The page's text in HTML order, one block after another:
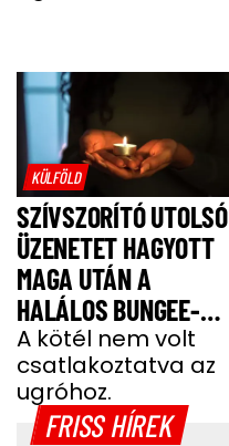
KÜLFÖLD
SZÍVSZORÍTÓ UTOLSÓ
ÜZENETET HAGYOTT
MAGA UTÁN A
HALÁLOS BUNGEE-
UGRÁS ELŐTT A
FIATAL NŐ
A kötél nem volt
csatlakoztatva az
ugróhoz.
FRISS HÍREK